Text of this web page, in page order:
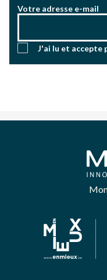
Votre adresse e-mail
J'ai lu et accepte